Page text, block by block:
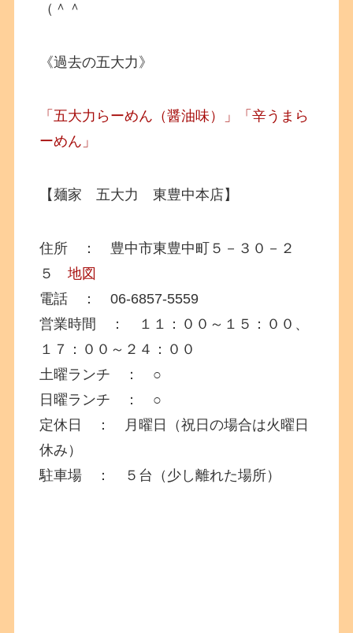
（＾＾
《過去の五大力》
「五大力らーめん（醤油味）」「辛うまら
ーめん」
【麺家 五大力 東豊中本店】
住所 ： 豊中市東豊中町５－３０－２
５地図
電話 ： 06-6857-5559
営業時間 ： １１：００～１５：００、
１７：００～２４：００
土曜ランチ ： ○
日曜ランチ ： ○
定休日 ： 月曜日（祝日の場合は火曜日
休み）
駐車場 ： ５台（少し離れた場所）